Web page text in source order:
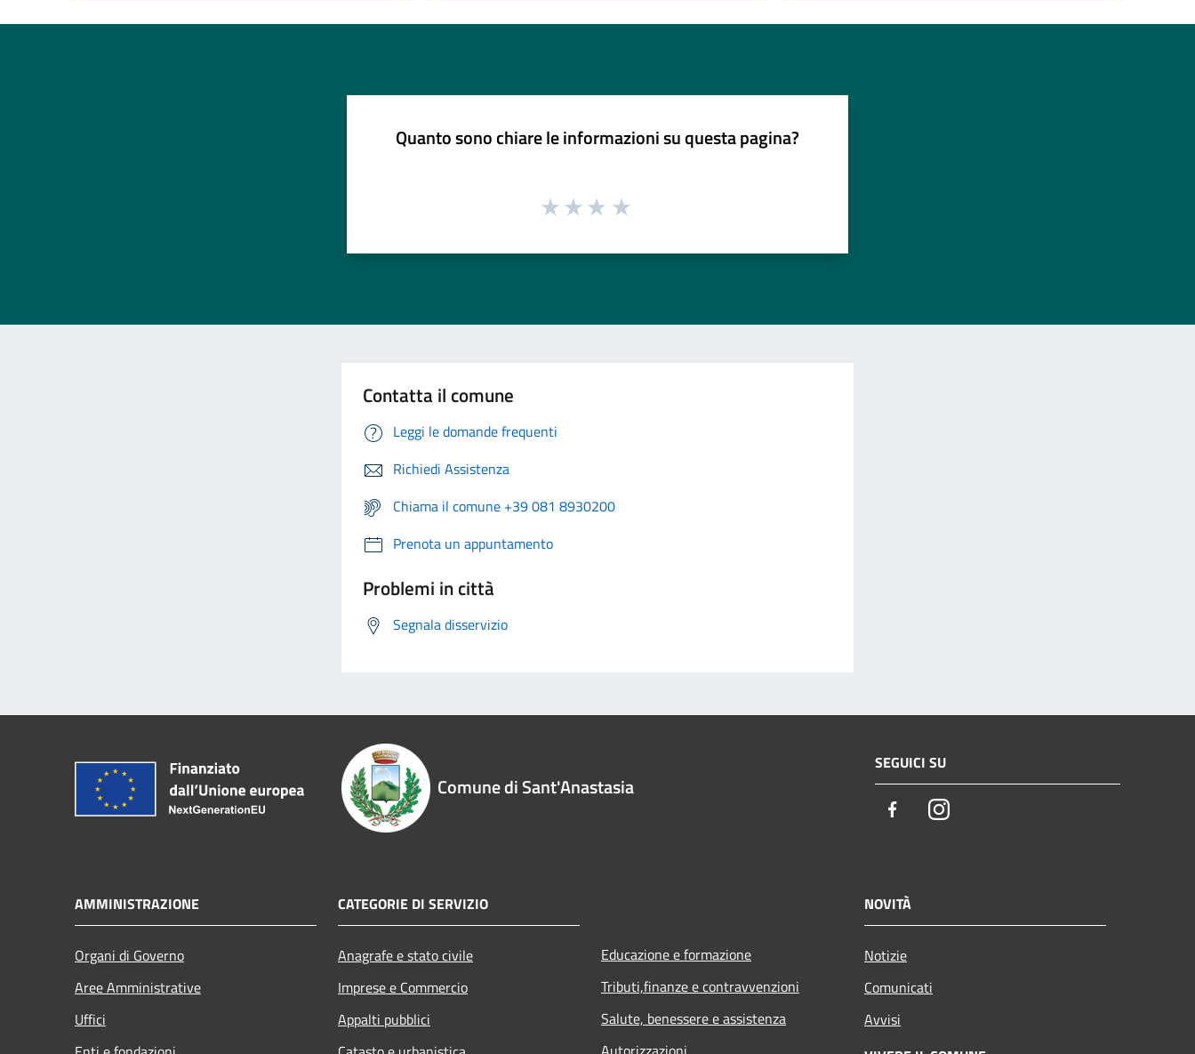
Quanto sono chiare le informazioni su questa pagina?
Contatta il comune
Leggi le domande frequenti
Richiedi Assistenza
Chiama il comune +39 081 8930200
Prenota un appuntamento
Problemi in città
Segnala disservizio
Comune di Sant'Anastasia
SEGUICI SU
FacebookInstagram
AMMINISTRAZIONE
Organi di Governo
Aree Amministrative
Uffici
CATEGORIE DI SERVIZIO
Anagrafe e stato civile
Imprese e Commercio
Appalti pubblici
Educazione e formazione
Tributi,finanze e contravvenzioni
Salute, benessere e assistenza
NOVITÀ
Notizie
Comunicati
Avvisi